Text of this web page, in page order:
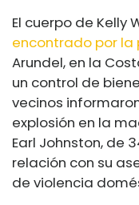
El cuerpo de Kelly
encontrado por la
Arundel, en la
un control de
vecinos
explosión en la
Earl Johnston, de
relación con su
de violencia